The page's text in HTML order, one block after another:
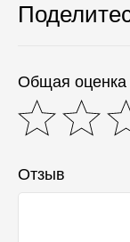
Общая оценка
Отзыв